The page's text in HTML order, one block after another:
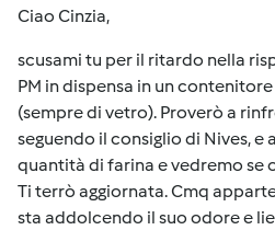
Ciao Cinzia,
scusami tu per il ritardo nella
PM in dispensa in un
(sempre di vetro). Proverò a
seguendo il consiglio di Nives, e
quantità di farina e vedremo se
Ti terrò aggiornata. Cmq
sta addolcendo il suo odore e